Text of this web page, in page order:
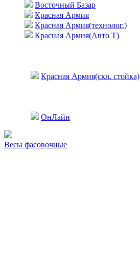
Восточный Базар
Красная Армия
Красная Армия(технолог.)
Красная Армия(Авто Т)
Красная Армия(скл. стойка)
ОнЛайн
Весы фасовочные